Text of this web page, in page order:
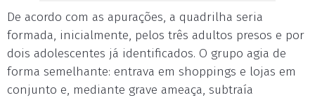
De acordo com as apurações, a quadrilha seria
formada, inicialmente, pelos três adultos presos e por
dois adolescentes já identificados. O grupo agia de
forma semelhante: entrava em shoppings e lojas em
conjunto e, mediante grave ameaça, subtraía